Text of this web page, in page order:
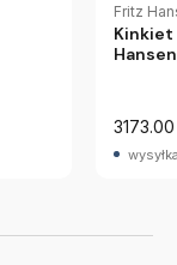
Fritz
Kinkiet
Hansen
3173.00